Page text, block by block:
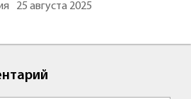
25 августа 2025